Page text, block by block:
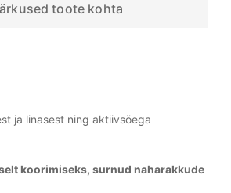
toote kohta
ja linasest ning aktiivsöega
koorimiseks, surnud naharakkude